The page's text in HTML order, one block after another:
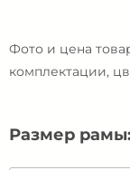
Фото и цена
комплектации,
Размер рамы: